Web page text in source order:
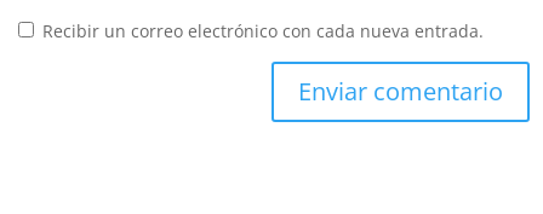
Recibir un correo electrónico con cada nueva entrada.